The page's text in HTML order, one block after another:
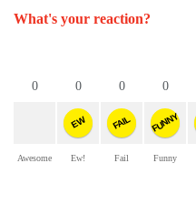
What's your reaction?
0
Awesome
0
EW
Ew!
0
FAIL
Fail
0
FUNNY
Funny